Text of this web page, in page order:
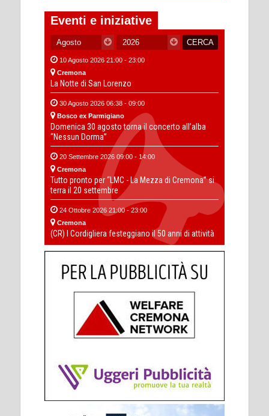
Eventi e iniziative
10 Agosto 2026 21:00 - 23:00
Cremona
La Notte di San Lorenzo
30 Agosto 2026 06:38 - 09:00
Bosco ex Parmigiano
Domenica 30 agosto torna il concerto all’alba
“Nessun Dorma”
20 Settembre 2026 09:00 - 14:00
Cremona
Tutto pronto per “LMC - La Mezza di Cremona” si
terra il 20 settembre
24 Ottobre 2026 21:00 - 23:00
Cremona
(CR) I Cordigliera festeggiano il 50 anni di attività